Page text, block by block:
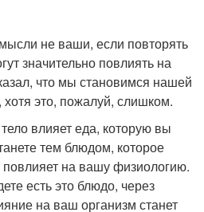
не ваши, если повторять
значительно повлиять на
что мы становимся нашей
это, пожалуй, слишком.
влияет еда, которую вы
тем блюдом, которое
повлияет на вашу физиологию.
есть это блюдо, через
на ваш организм станет